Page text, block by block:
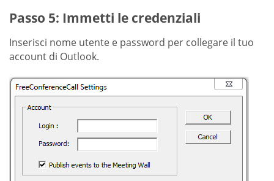
Passo 5: Immetti le credenziali
Inserisci nome utente e password per collegare il tuo
account di Outlook.